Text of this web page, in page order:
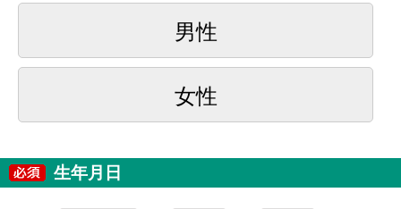
男性
女性
生年月日